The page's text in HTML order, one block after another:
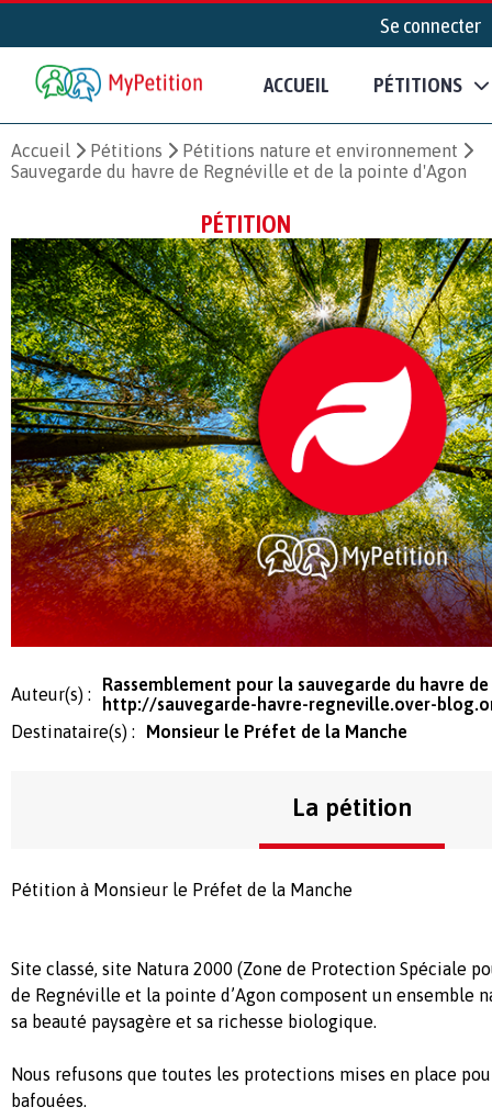
Se connecter
ACCUEIL PÉTITIONS
Accueil Pétitions
Pétitions nature et environnement
Sauvegarde du havre de Regnéville et de la pointe d'Agon
PÉTITION
Auteur(s) :
Rassemblement pour la sauvegarde du havre
http://sauvegarde-havre-regneville.over-
Destinataire(s) :
Monsieur le Préfet de la Manche
La pétition
Pétition à Monsieur le Préfet de la Manche
Site classé, site Natura 2000 (Zone de Protection Spéciale
de Regnéville et la pointe d’Agon composent un ensemble
sa beauté paysagère et sa richesse biologique.
Nous refusons que toutes les protections mises en place
bafouées.